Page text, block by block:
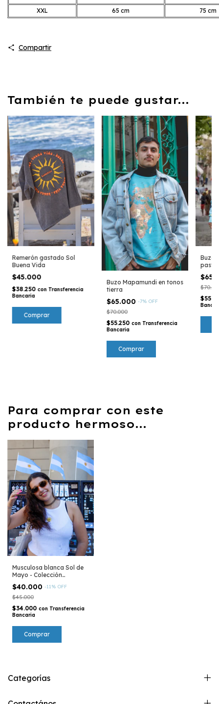
XXL
65 cm 75 cm
Compartir
También te puede gustar...
Remerón gastado Sol
Buena Vida
$45.000
$38.250 con Transferencia
Bancaria
Buzo Mapamundi en tonos
tierra
$65.000 -7% OFF
$70.000
$55.250 con Transferencia
Bancaria
Comprar
Buzo
Para comprar con este
producto hermoso...
Musculosa blanca Sol de
Mayo - Colección
$40.000 -11% OFF
$45.000
$34.000 con Transferencia
Bancaria
Comprar
Categorías